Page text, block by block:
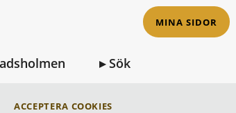
Sök
MINA SIDOR
ACCEPTERA COOKIES